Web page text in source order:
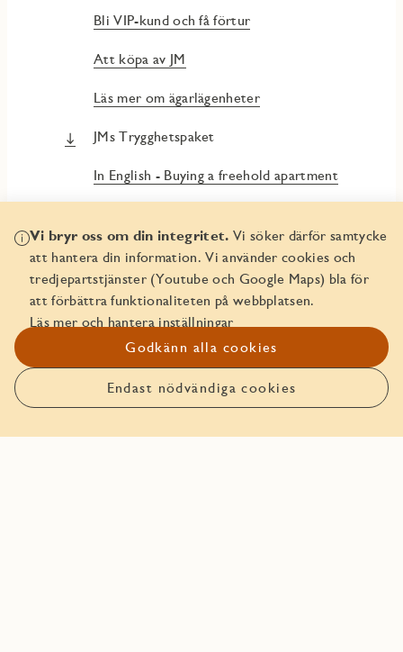
Anmäl intresse
Bli VIP-kund och få förtur
Att köpa av JM
Läs mer om ägarlägenheter
JMs Trygghetspaket
In English - Buying a freehold apartment
Planlösning
Vi bryr oss om din integritet. Vi söker därför samtycke
att hantera din information. Vi använder cookies och
tredjepartstjänster (Youtube och Google Maps) bla för
att förbättra funktionaliteten på webbplatsen.
Läs mer och hantera inställningar
Godkänn alla cookies
Endast nödvändiga cookies